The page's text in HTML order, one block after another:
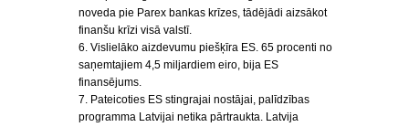
noveda pie Parex bankas krīzes, tādējādi aizsākot
finanšu krīzi visā valstī.
6. Vislielāko aizdevumu piešķīra ES. 65 procenti no
saņemtajiem 4,5 miljardiem eiro, bija ES
finansējums.
7. Pateicoties ES stingrajai nostājai, palīdzības
programma Latvijai netika pārtraukta. Latvija